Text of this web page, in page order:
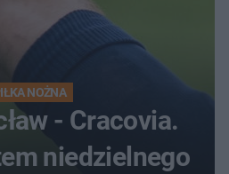
NOŻNA
- Cracovia.
niedzielnego